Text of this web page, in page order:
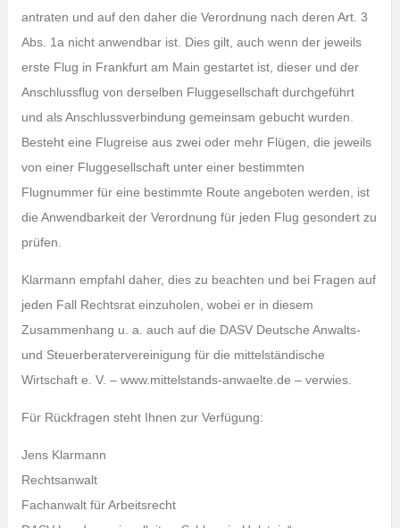
antraten und auf den daher die Verordnung nach deren Art. 3
Abs. 1a nicht anwendbar ist. Dies gilt, auch wenn der jeweils
erste Flug in Frankfurt am Main gestartet ist, dieser und der
Anschlussflug von derselben Fluggesellschaft durchgeführt
und als Anschlussverbindung gemeinsam gebucht wurden.
Besteht eine Flugreise aus zwei oder mehr Flügen, die jeweils
von einer Fluggesellschaft unter einer bestimmten
Flugnummer für eine bestimmte Route angeboten werden, ist
die Anwendbarkeit der Verordnung für jeden Flug gesondert zu
prüfen.
Klarmann empfahl daher, dies zu beachten und bei Fragen auf
jeden Fall Rechtsrat einzuholen, wobei er in diesem
Zusammenhang u. a. auch auf die DASV Deutsche Anwalts-
und Steuerberatervereinigung für die mittelständische
Wirtschaft e. V. – www.mittelstands-anwaelte.de – verwies.
Für Rückfragen steht Ihnen zur Verfügung:
Jens Klarmann
Rechtsanwalt
Fachanwalt für Arbeitsrecht